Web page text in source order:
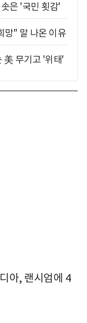
은 '국민 횟감'
망" 말 나온 이유
美 무기고 '위태'
아, 랜시엄에 4